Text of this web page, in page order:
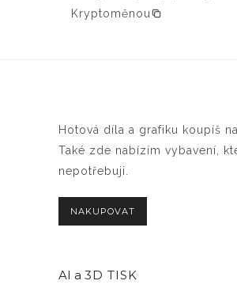
Kryptoměnou
Hotová díla a grafiku koupíš
Také zde nabízím vybavení,
nepotřebuji.
NAKUPOVAT
AI a 3D TISK